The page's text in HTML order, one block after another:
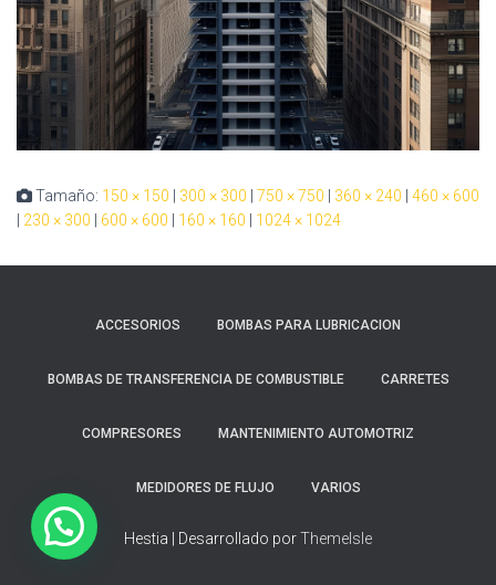
Tamaño: 150 × 150 300 × 300 750 × 750 360 × 240
460 × 600
230 × 300 600 × 600 160 × 160 1024 × 1024
ACCESORIOS BOMBAS PARA LUBRICACION
BOMBAS DE TRANSFERENCIA DE COMBUSTIBLE CARRETES
COMPRESORES MANTENIMIENTO AUTOMOTRIZ
MEDIDORES DE FLUJO VARIOS
Hestia | Desarrollado porThemeIsle